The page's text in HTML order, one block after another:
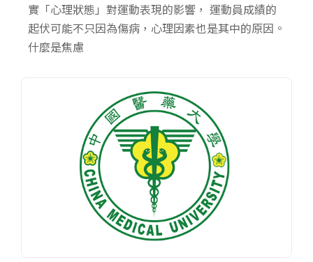
實「心理狀態」對運動表現的影響， 運動員成績的
起伏可能不只因為傷病，心理因素也是其中的原因。
什麼是焦慮